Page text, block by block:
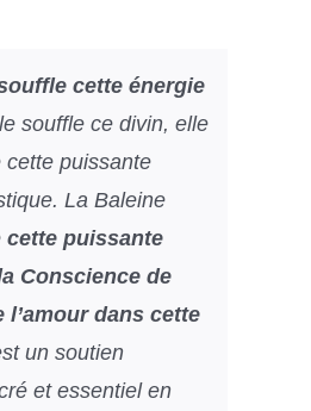
cette énergie
souffle ce divin, elle
cette puissante
La Baleine
cette puissante
Conscience de
l’amour dans cette
un soutien
et essentiel en